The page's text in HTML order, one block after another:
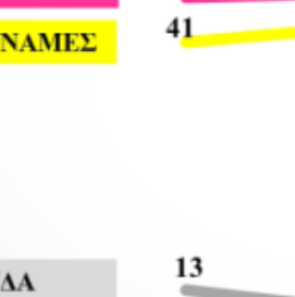
του Έβρου στο προσκήνιο